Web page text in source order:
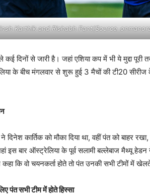
Karthik and Rishabh
कई दिनों से जारी है। जहां एशिया कप में भी ये मुद्दा पूरी
के बीच मंगलवार से शुरू हुई 3 मैचों की टी20
दिनेश कार्तिक को मौका दिया था, वहीं पंत को बाहर
इस बार ऑस्ट्रेलिया के पूर्व सलामी बल्लेबाज मैथ्यू
कि वो चयनकर्ता होते तो पंत उनकी सभी टीमों में
पंत सभी टीम में होते हिस्सा